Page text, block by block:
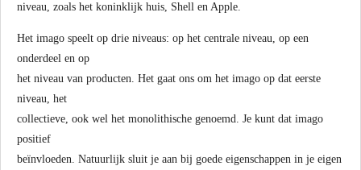
niveau, zoals het koninklijk huis, Shell en Apple.
Het imago speelt op drie niveaus: op het centrale niveau, op een
onderdeel en op
het niveau van producten. Het gaat ons om het imago op dat eerste
niveau, het
collectieve, ook wel het monolithische genoemd. Je kunt dat imago
positief
beïnvloeden. Natuurlijk sluit je aan bij goede eigenschappen in je eigen